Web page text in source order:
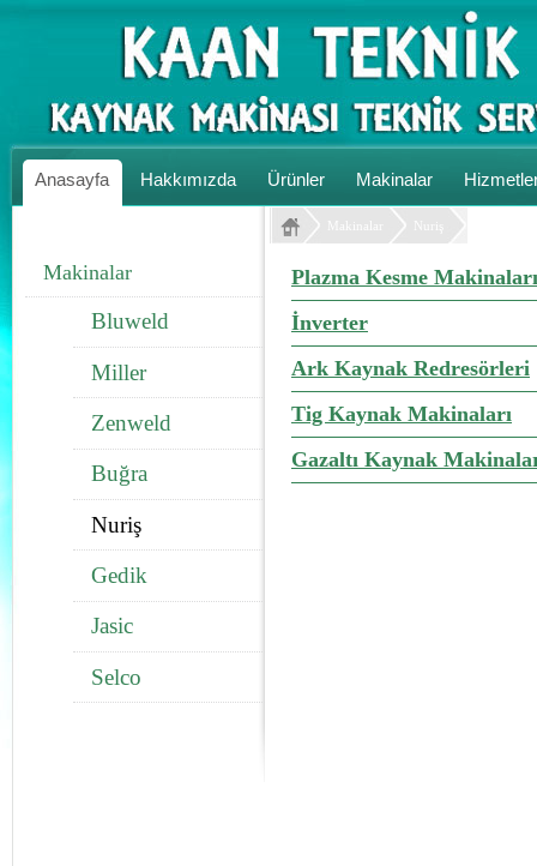
Anasayfa Hakkımızda Ürünler Makinalar
Makinalar
Bluweld
Miller
Zenweld
Buğra
Nuriş
Gedik
Jasic
Selco
Makinalar Nuriş
Plazma Kesme Makinaları
İnverter
Ark Kaynak Redresörleri
Tig Kaynak Makinaları
Gazaltı Kaynak